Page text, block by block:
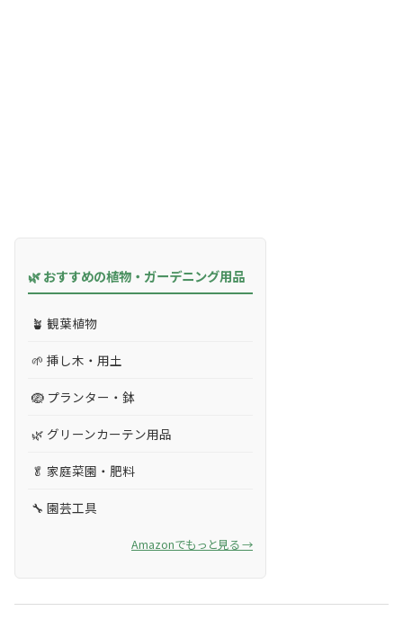
🌿 おすすめの植物・ガーデニング用品
🪴 観葉植物
🌱 挿し木・用土
🪺 プランター・鉢
🌿 グリーンカーテン用品
🥬 家庭菜園・肥料
🔧 園芸工具
Amazonでもっと見る →